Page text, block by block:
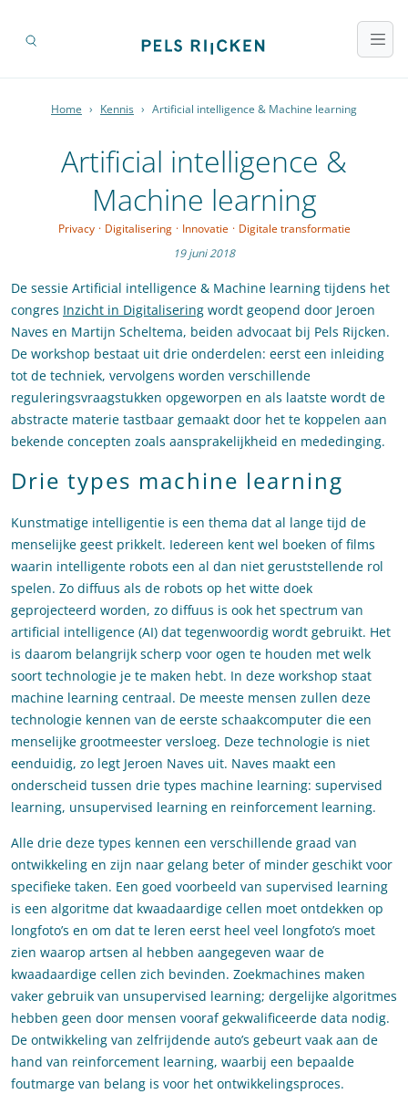
Home › Kennis › Artificial intelligence & Machine learning
Artificial intelligence &
Machine learning
Privacy · Digitalisering · Innovatie · Digitale transformatie
19 juni 2018
De sessie Artificial intelligence & Machine learning tijdens het
congres Inzicht in Digitalisering wordt geopend door Jeroen
Naves en Martijn Scheltema, beiden advocaat bij Pels Rijcken.
De workshop bestaat uit drie onderdelen: eerst een inleiding
tot de techniek, vervolgens worden verschillende
reguleringsvraagstukken opgeworpen en als laatste wordt de
abstracte materie tastbaar gemaakt door het te koppelen aan
bekende concepten zoals aansprakelijkheid en mededinging.
Drie types machine learning
Kunstmatige intelligentie is een thema dat al lange tijd de
menselijke geest prikkelt. Iedereen kent wel boeken of films
waarin intelligente robots een al dan niet geruststellende rol
spelen. Zo diffuus als de robots op het witte doek
geprojecteerd worden, zo diffuus is ook het spectrum van
artificial intelligence (AI) dat tegenwoordig wordt gebruikt. Het
is daarom belangrijk scherp voor ogen te houden met welk
soort technologie je te maken hebt. In deze workshop staat
machine learning centraal. De meeste mensen zullen deze
technologie kennen van de eerste schaakcomputer die een
menselijke grootmeester versloeg. Deze technologie is niet
eenduidig, zo legt Jeroen Naves uit. Naves maakt een
onderscheid tussen drie types machine learning: supervised
learning, unsupervised learning en reinforcement learning.
Alle drie deze types kennen een verschillende graad van
ontwikkeling en zijn naar gelang beter of minder geschikt voor
specifieke taken. Een goed voorbeeld van supervised learning
is een algoritme dat kwaadaardige cellen moet ontdekken op
longfoto’s en om dat te leren eerst heel veel longfoto’s moet
zien waarop artsen al hebben aangegeven waar de
kwaadaardige cellen zich bevinden. Zoekmachines maken
vaker gebruik van unsupervised learning; dergelijke algoritmes
hebben geen door mensen vooraf gekwalificeerde data nodig.
De ontwikkeling van zelfrijdende auto’s gebeurt vaak aan de
hand van reinforcement learning, waarbij een bepaalde
foutmarge van belang is voor het ontwikkelingsproces.